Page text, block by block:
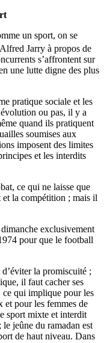
un sport, on se
Jarry à propos de
s’affrontent sur
une lutte digne des plus
pratique sociale et les
ou pas, il y a
quand ils pratiquent
soumises aux
imposent des limites
et les interdits
ce qui ne laisse que
et la compétition ; mais il
exclusivement
pour que le football
la promiscuité ;
il faut cacher ses
ce qui implique pour les
et pour les femmes de
sport mixte et interdit
jeûne du ramadan est
de haut niveau. Dans